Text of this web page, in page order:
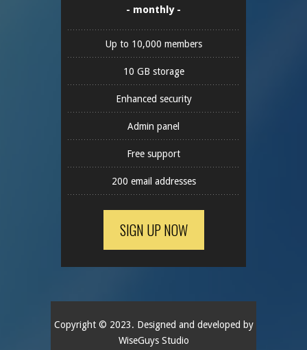
- monthly -
Up to 10,000 members
10 GB storage
Enhanced security
Admin panel
Free support
200 email addresses
SIGN UP NOW
Copyright © 2023. Designed and developed by
WiseGuys Studio